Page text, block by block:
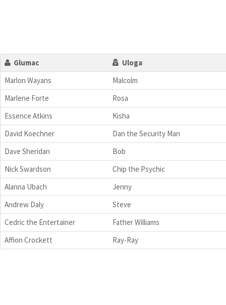
Glumac
Uloga
Marlon Wayans
Malcolm
Marlene Forte
Rosa
Essence Atkins
Kisha
David Koechner
Dan the Security Man
Dave Sheridan
Bob
Nick Swardson
Chip the Psychic
Alanna Ubach
Jenny
Andrew Daly
Steve
Cedric the Entertainer
Father Williams
Affion Crockett
Ray-Ray